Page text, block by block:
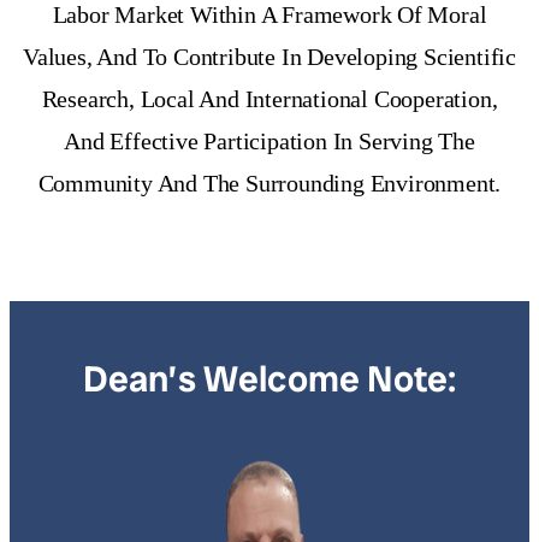
Labor Market Within A Framework Of Moral
Values, And To Contribute In Developing Scientific
Research, Local And International Cooperation,
And Effective Participation In Serving The
Community And The Surrounding Environment.
Dean’s Welcome Note: